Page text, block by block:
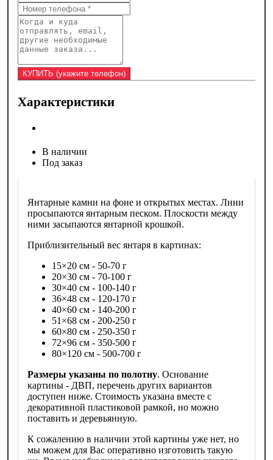
Характеристики
В наличии
Под заказ
Янтарные камни на фоне и открытых местах. Лини
просыпаются янтарным песком. Плоскости между
ними засыпаются янтарной крошкой.
Приблизительный вес янтаря в картинах:
15×20 см - 50-70 г
20×30 см - 70-100 г
30×40 см - 100-140 г
36×48 см - 120-170 г
40×60 см - 140-200 г
51×68 см - 200-250 г
60×80 см - 250-350 г
72×96 см - 350-500 г
80×120 см - 500-700 г
Размеры указаны по полотну. Основание
картины - ДВП, перечень других вариантов
доступен ниже. Стоимость указана вместе с
декоративной пластиковой рамкой, но можно
поставить и деревьянную.
К сожалению в наличии этой картины уже нет, но
мы можем для Вас оперативно изготовить такую